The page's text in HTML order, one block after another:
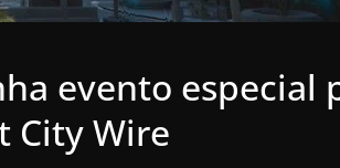
evento especial
Wire